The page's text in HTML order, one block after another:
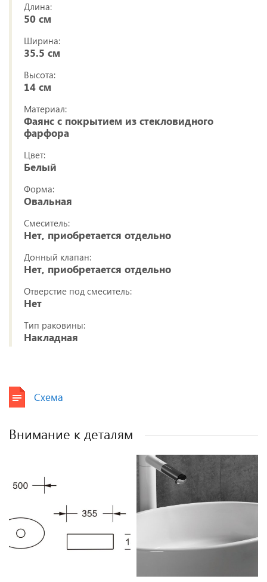
Длина:
50 см
Ширина:
35.5 см
Высота:
14 см
Материал:
Фаянс с покрытием из стекловидного
фарфора
Цвет:
Белый
Форма:
Овальная
Смеситель:
Нет, приобретается отдельно
Донный клапан:
Нет, приобретается отдельно
Отверстие под смеситель:
Нет
Тип раковины:
Накладная
Схема
Внимание к деталям